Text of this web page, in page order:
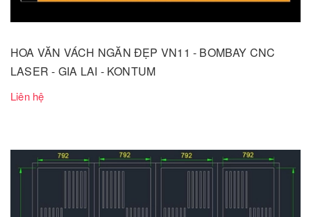
HOA VĂN VÁCH NGĂN ĐẸP VN11 - BOMBAY CNC
LASER - GIA LAI - KONTUM
Liên hệ